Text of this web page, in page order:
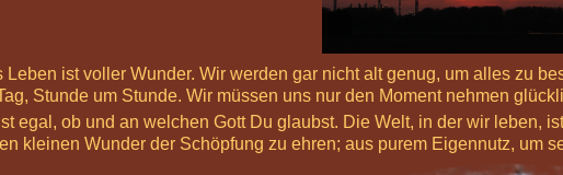
Leben ist voller Wunder. Wir werden gar nicht alt genug, um alles zu
Stunde um Stunde. Wir müssen uns nur den Moment nehmen
egal, ob und an welchen Gott Du glaubst. Die Welt, in der wir leben,
kleinen Wunder der Schöpfung zu ehren; aus purem Eigennutz, um